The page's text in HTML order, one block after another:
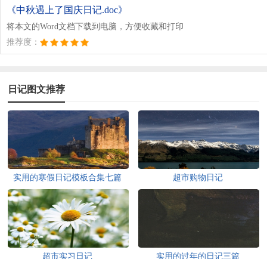
《中秋遇上了国庆日记.doc》
将本文的Word文档下载到电脑，方便收藏和打印
推荐度：
日记图文推荐
实用的寒假日记模板合集七篇 超市购物日记
超市实习日记 实用的过年的日记三篇